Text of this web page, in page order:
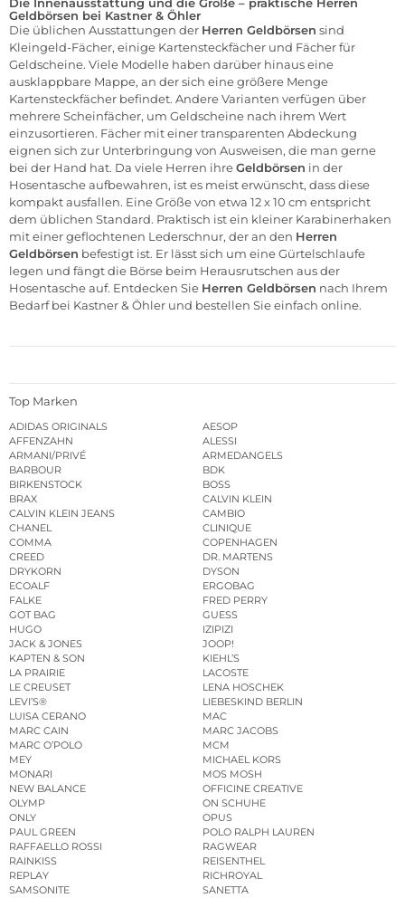
Geldbörsen bei Kastner & Öhler
Die üblichen Ausstattungen der Herren Geldbörsen sind
Kleingeld-Fächer, einige Kartensteckfächer und Fächer für
Geldscheine. Viele Modelle haben darüber hinaus eine
ausklappbare Mappe, an der sich eine größere Menge
Kartensteckfächer befindet. Andere Varianten verfügen über
mehrere Scheinfächer, um Geldscheine nach ihrem Wert
einzusortieren. Fächer mit einer transparenten Abdeckung
eignen sich zur Unterbringung von Ausweisen, die man gerne
bei der Hand hat. Da viele Herren ihreGeldbörsen in der
Hosentasche aufbewahren, ist es meist erwünscht, dass diese
kompakt ausfallen. Eine Größe von etwa 12 x 10 cm entspricht
dem üblichen Standard. Praktisch ist ein kleiner Karabinerhaken
mit einer geflochtenen Lederschnur, der an den Herren
Geldbörsen befestigt ist. Er lässt sich um eine Gürtelschlaufe
legen und fängt die Börse beim Herausrutschen aus der
Hosentasche auf. Entdecken Sie Herren Geldbörsen nach Ihrem
Bedarf bei Kastner & Öhler und bestellen Sie einfach online.
Top Marken
ADIDAS ORIGINALS
AESOP
AFFENZAHN
ALESSI
ARMANI/PRIVÉ
ARMEDANGELS
BARBOUR
BDK
BIRKENSTOCK
BOSS
BRAX
CALVIN KLEIN
CALVIN KLEIN JEANS
CAMBIO
CHANEL
CLINIQUE
COMMA
COPENHAGEN
CREED
DR. MARTENS
DRYKORN
DYSON
ECOALF
ERGOBAG
FALKE
FRED PERRY
GOT BAG
GUESS
HUGO
IZIPIZI
JACK & JONES
JOOP!
KAPTEN & SON
KIEHL’S
LA PRAIRIE
LACOSTE
LE CREUSET
LENA HOSCHEK
LEVI’S®
LIEBESKIND BERLIN
LUISA CERANO
MAC
MARC CAIN
MARC JACOBS
MARC O’POLO
MCM
MEY
MICHAEL KORS
MONARI
MOS MOSH
NEW BALANCE
OFFICINE CREATIVE
OLYMP
ON SCHUHE
ONLY
OPUS
PAUL GREEN
POLO RALPH LAUREN
RAFFAELLO ROSSI
RAGWEAR
RAINKISS
REISENTHEL
REPLAY
RICHROYAL
SAMSONITE
SANETTA